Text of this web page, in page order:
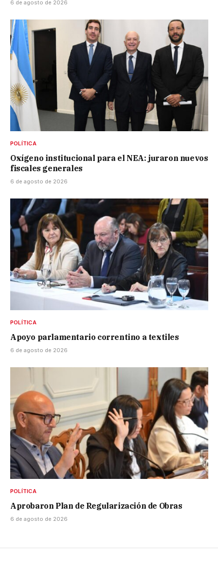
6 de agosto de 2026
POLÍTICA
Oxígeno institucional para el NEA: juraron nuevos
fiscales generales
6 de agosto de 2026
POLÍTICA
Apoyo parlamentario correntino a textiles
6 de agosto de 2026
POLÍTICA
Aprobaron Plan de Regularización de Obras
6 de agosto de 2026